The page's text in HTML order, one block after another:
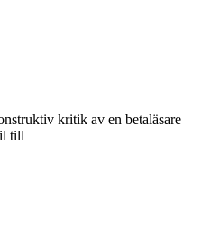
kritik av en betaläsare
till